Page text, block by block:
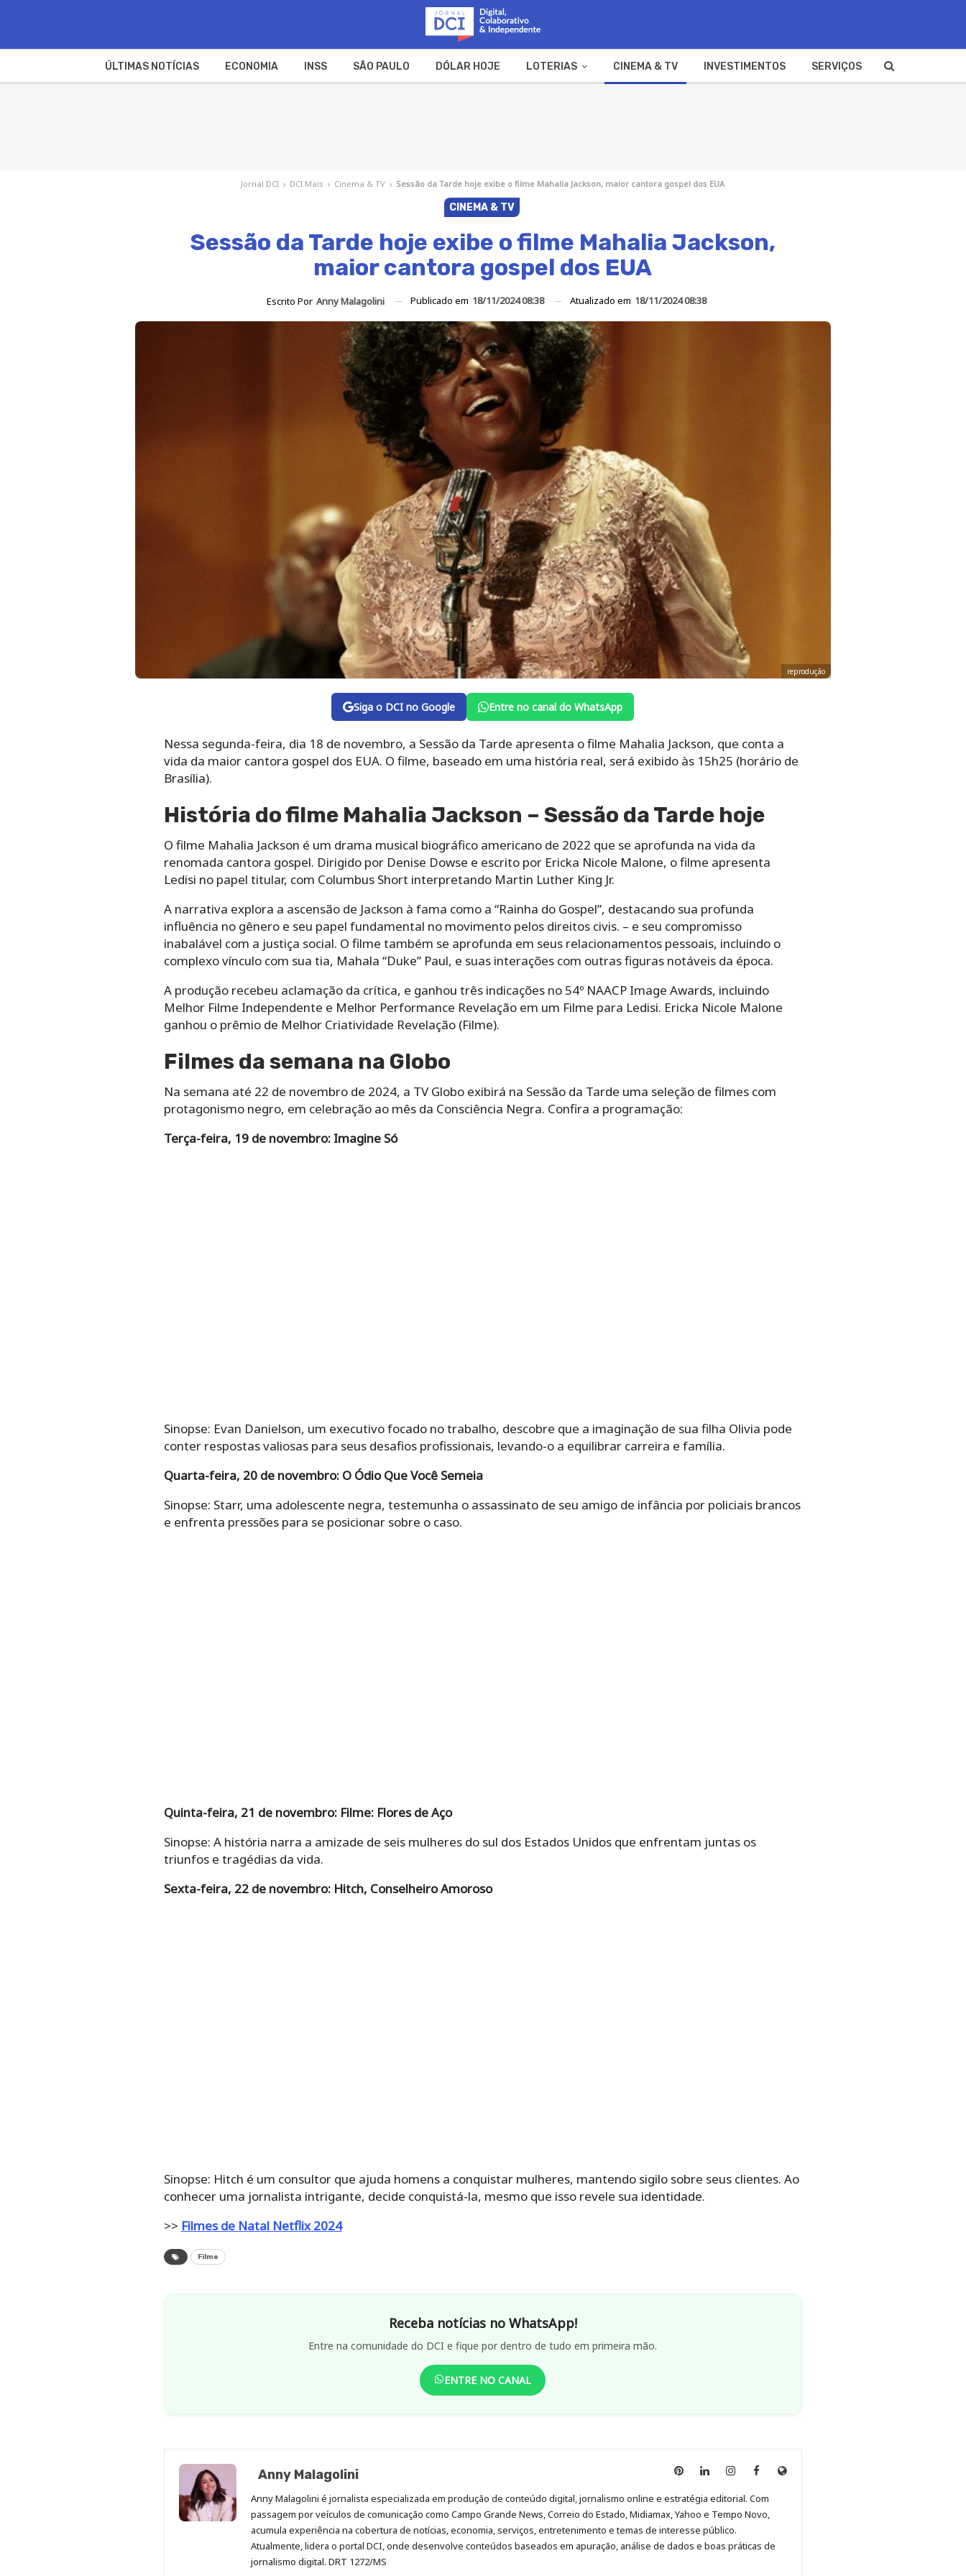
ÚLTIMAS NOTÍCIAS ECONOMIA INSS SÃO PAULO DÓLAR HOJE LOTERIAS CINEMA & TV INVESTIMENTOS SERVIÇOS
Jornal DCI › DCI Mais › Cinema & TV › Sessão da Tarde hoje exibe o filme Mahalia Jackson, maior cantora gospel dos EUA
CINEMA & TV
Sessão da Tarde hoje exibe o filme Mahalia Jackson,
maior cantora gospel dos EUA
Escrito Por Anny Malagolini Publicado em 18/11/2024 08:38 Atualizado em 18/11/2024 08:38
reprodução
Siga o DCI no Google Entre no canal do WhatsApp
Nessa segunda-feira, dia 18 de novembro, a Sessão da Tarde apresenta o filme Mahalia Jackson, que conta a
vida da maior cantora gospel dos EUA. O filme, baseado em uma história real, será exibido às 15h25 (horário de
Brasília).
História do filme Mahalia Jackson – Sessão da Tarde hoje
O filme Mahalia Jackson é um drama musical biográfico americano de 2022 que se aprofunda na vida da
renomada cantora gospel. Dirigido por Denise Dowse e escrito por Ericka Nicole Malone, o filme apresenta
Ledisi no papel titular, com Columbus Short interpretando Martin Luther King Jr.
A narrativa explora a ascensão de Jackson à fama como a “Rainha do Gospel”, destacando sua profunda
influência no gênero e seu papel fundamental no movimento pelos direitos civis. – e seu compromisso
inabalável com a justiça social. O filme também se aprofunda em seus relacionamentos pessoais, incluindo o
complexo vínculo com sua tia, Mahala “Duke” Paul, e suas interações com outras figuras notáveis ​​da época.
A produção recebeu aclamação da crítica, e ganhou três indicações no 54º NAACP Image Awards, incluindo
Melhor Filme Independente e Melhor Performance Revelação em um Filme para Ledisi. Ericka Nicole Malone
ganhou o prêmio de Melhor Criatividade Revelação (Filme).
Filmes da semana na Globo
Na semana até 22 de novembro de 2024, a TV Globo exibirá na Sessão da Tarde uma seleção de filmes com
protagonismo negro, em celebração ao mês da Consciência Negra. Confira a programação:
Terça-feira, 19 de novembro: Imagine Só
Sinopse: Evan Danielson, um executivo focado no trabalho, descobre que a imaginação de sua filha Olivia pode
conter respostas valiosas para seus desafios profissionais, levando-o a equilibrar carreira e família.
Quarta-feira, 20 de novembro: O Ódio Que Você Semeia
Sinopse: Starr, uma adolescente negra, testemunha o assassinato de seu amigo de infância por policiais brancos
e enfrenta pressões para se posicionar sobre o caso.
Quinta-feira, 21 de novembro: Filme: Flores de Aço
Sinopse: A história narra a amizade de seis mulheres do sul dos Estados Unidos que enfrentam juntas os
triunfos e tragédias da vida.
Sexta-feira, 22 de novembro: Hitch, Conselheiro Amoroso
Sinopse: Hitch é um consultor que ajuda homens a conquistar mulheres, mantendo sigilo sobre seus clientes. Ao
conhecer uma jornalista intrigante, decide conquistá-la, mesmo que isso revele sua identidade.
>> Filmes de Natal Netflix 2024
Filme
Receba notícias no WhatsApp!
Entre na comunidade do DCI e fique por dentro de tudo em primeira mão.
ENTRE NO CANAL
Anny Malagolini
Anny
no
Pinterest
Anny
no
LinkedIn
Anny
no
Instagram
Anny
no
Facebook
Site
Anny Malagolini é jornalista especializada em produção de conteúdo digital, jornalismo online e estratégia editorial. Com
passagem por veículos de comunicação como Campo Grande News, Correio do Estado, Midiamax, Yahoo e Tempo Novo,
acumula experiência na cobertura de notícias, economia, serviços, entretenimento e temas de interesse público.
Atualmente, lidera o portal DCI, onde desenvolve conteúdos baseados em apuração, análise de dados e boas práticas de
jornalismo digital. DRT 1272/MS